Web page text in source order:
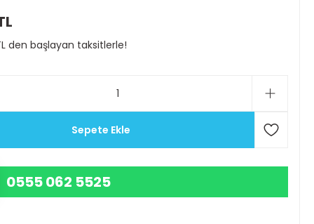
den başlayan taksitlerle!
Sepete Ekle
0555 062 5525